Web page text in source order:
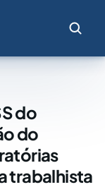
do
do
trabalhista